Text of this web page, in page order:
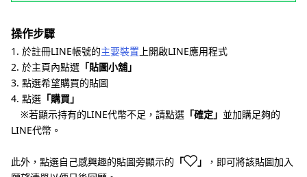
操作步驟
1. 於註冊LINE帳號的主要裝置 上開啟LINE應用程式
2. 於主頁內點選 「貼圖小舖」
3. 點選希望購買的貼圖
4. 點選 「購買」
※若顯示持有的LINE代幣不足，請點選 「確定」 並加購足夠的
LINE代幣。
此外，點選自己感興趣的貼圖旁顯示的 「 」
，即可將該貼圖加入